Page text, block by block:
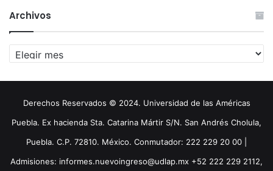
Archivos
Archivos
Derechos Reservados © 2024. Universidad de las Américas
Puebla. Ex hacienda Sta. Catarina Mártir S/N. San Andrés Cholula,
Puebla. C.P. 72810. México. Conmutador: 222 229 20 00 |
Admisiones: informes.nuevoingreso@udlap.mx +52 222 229 2112,